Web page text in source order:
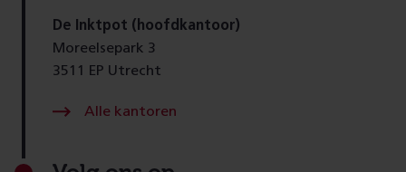
De Inktpot (hoofdkantoor)
Moreelsepark 3
3511 EP Utrecht
Alle kantoren